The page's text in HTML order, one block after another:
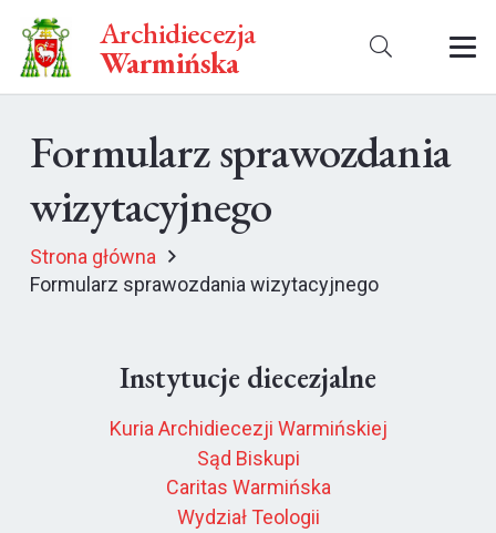
Archidiecezja
Warmińska
Formularz sprawozdania
wizytacyjnego
Strona główna
Formularz sprawozdania wizytacyjnego
Instytucje diecezjalne
Kuria Archidiecezji Warmińskiej
Sąd Biskupi
Caritas Warmińska
Wydział Teologii